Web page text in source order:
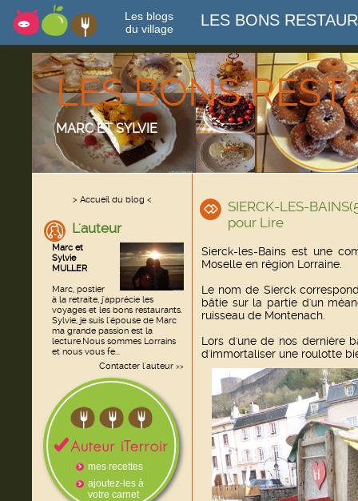
Les blogs
du village
LES BONS
LES BONS
MARC ET SYLVIE
> Accueil du blog <
L'auteur
Marc et
Sylvie
MULLER
Marc, postier
à la retraite, j'apprécie les
voyages et les bons restaurants.
Sylvie, je suis l'épouse de Marc
ma grande passion est la
lecture.Nous sommes Lorrains
et nous vous fe...
Contacter l'auteur >>
mes recettes
ajoutez-les à
votre carnet
SIERCK-LES-
pour Lire
Sierck-les-Bains est une
Moselle en région Lorraine.
Le nom de Sierck
bâtie sur la partie d'un
ruisseau de Montenach.
Lors d'une de nos dernière
d'immortaliser une roulotte